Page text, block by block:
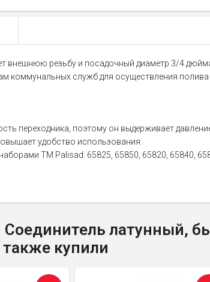
внешнюю резьбу и посадочный диаметр 3/4
коммунальных служб для осуществления полива
переходника, поэтому он выдерживает
удобство использования.
ТМ Palisad: 65825, 65850, 65820, 65840,
Соединитель латунный,
купили